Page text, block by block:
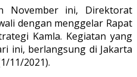
November ini, Direktorat
dengan menggelar Rapat
Kamla. Kegiatan yang
ini, berlangsung di Jakarta
11/2021).